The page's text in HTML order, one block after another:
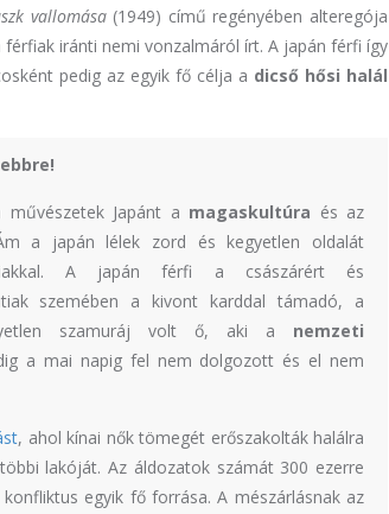
vallomása(1949) című regényében alteregója
iránti nemi vonzalmáról írt. A japán férfi így
pedig az egyik fő célja a dicső hősi halál
Japánt a magaskultúra és az
a japán lélek zord és kegyetlen oldalát
A japán férfi a császárért és
szemében a kivont karddal támadó, a
szamuráj volt ő, aki a nemzeti
a mai napig fel nem dolgozott és el nem
, ahol kínai nők tömegét erőszakolták halálra
lakóját. Az áldozatok számát 300 ezerre
egyik fő forrása. A mészárlásnak az